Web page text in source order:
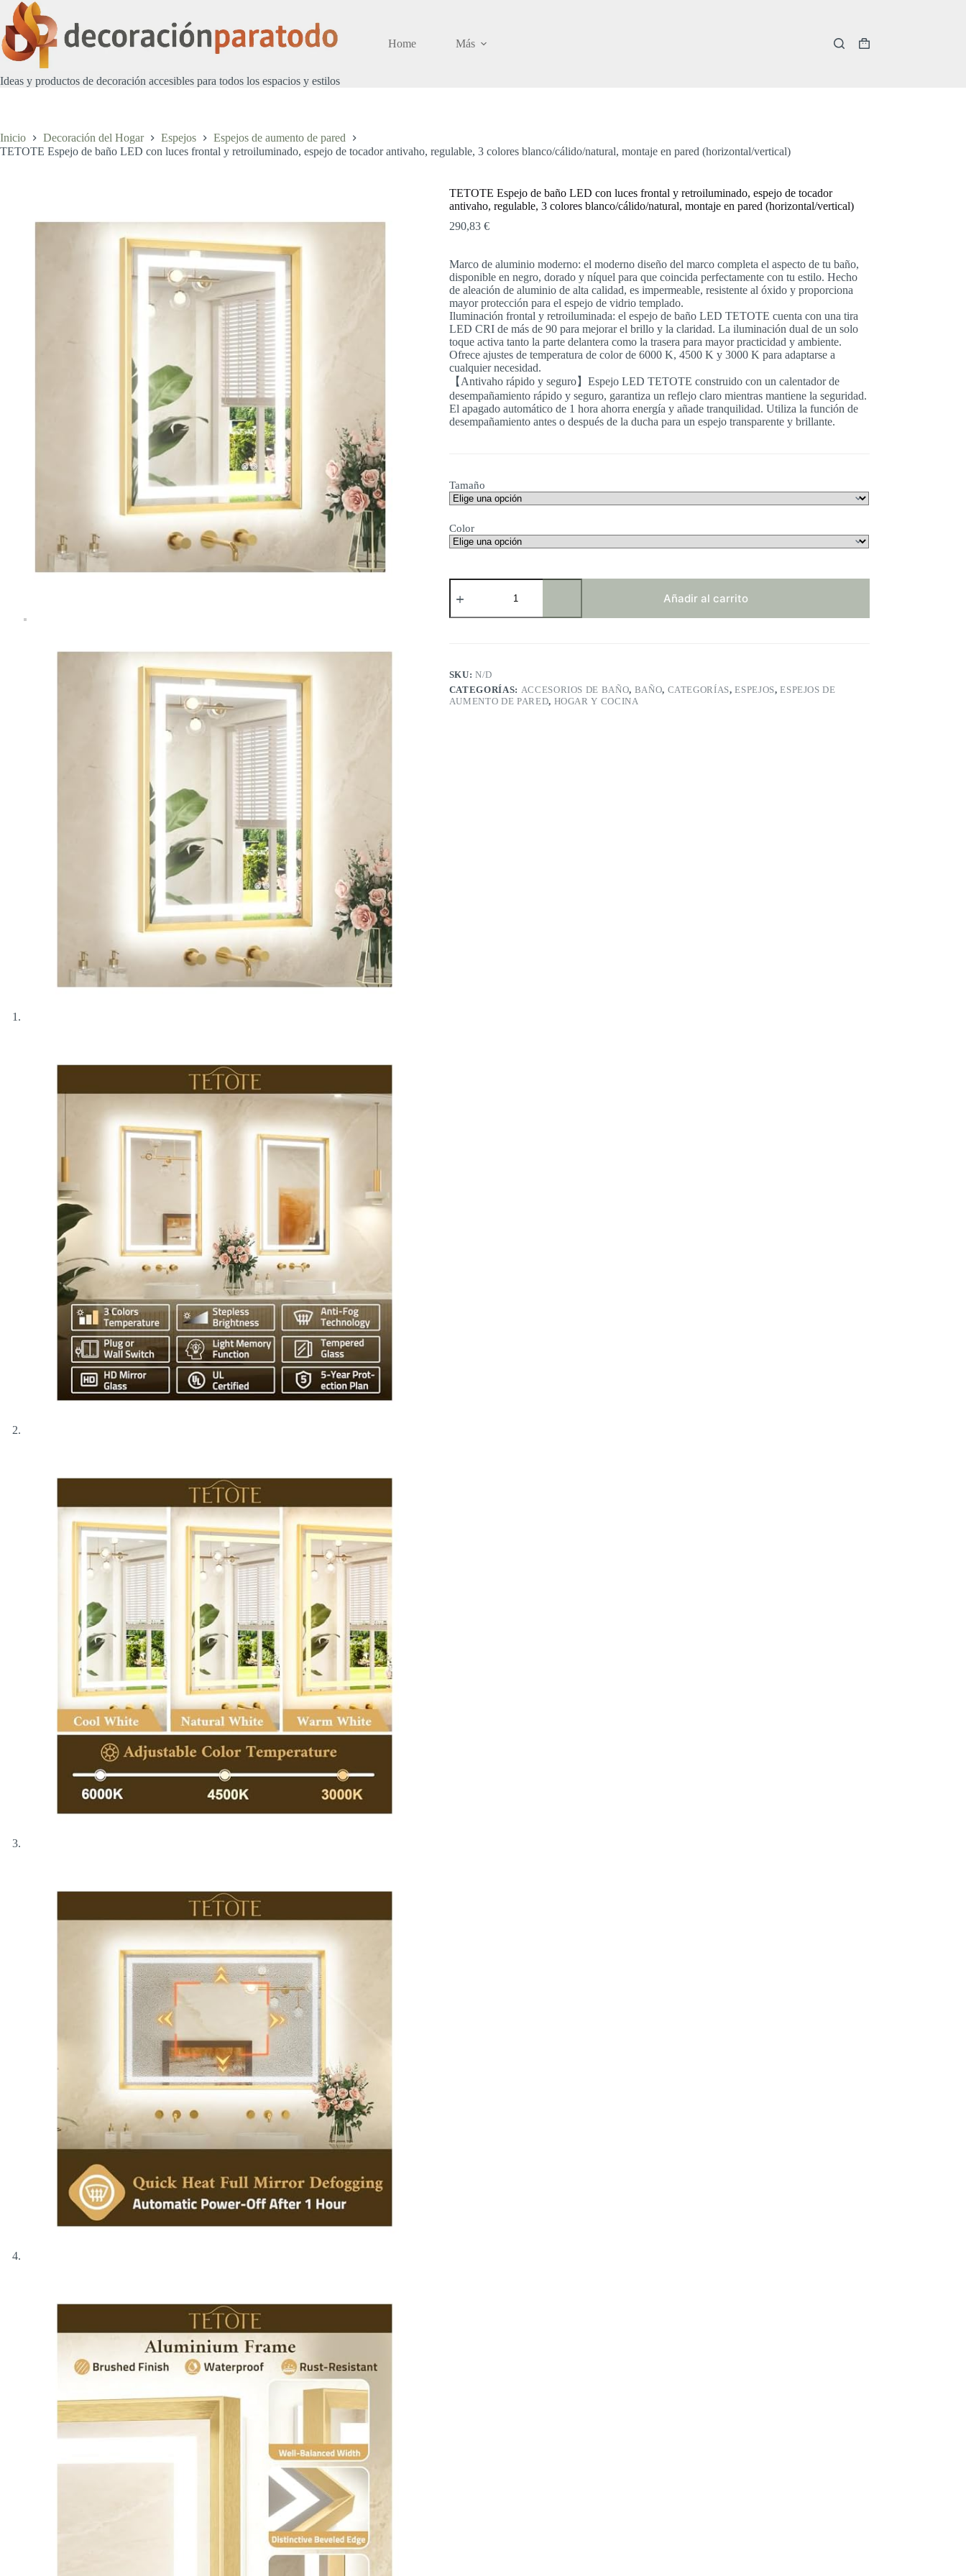
Saltar
contenido
Ideas y productos de decoración accesibles para todos los espacios y estilos
Home Más
Carro
Inicio Decoración del Hogar Espejos
Espejos de aumento de pared
TETOTE Espejo de baño LED con luces frontal y retroiluminado, espejo de tocador antivaho, regulable, 3 colores blanco/cálido/natural, montaje en pared (horizontal/vertical)
TETOTE Espejo de baño LED con luces frontal y retroiluminado, espejo de tocador
antivaho, regulable, 3 colores blanco/cálido/natural, montaje en pared (horizontal/vertical)
290,83 €
Marco de aluminio moderno: el moderno diseño del marco completa el aspecto de tu baño,
disponible en negro, dorado y níquel para que coincida perfectamente con tu estilo. Hecho
de aleación de aluminio de alta calidad, es impermeable, resistente al óxido y proporciona
mayor protección para el espejo de vidrio templado.
Iluminación frontal y retroiluminada: el espejo de baño LED TETOTE cuenta con una tira
LED CRI de más de 90 para mejorar el brillo y la claridad. La iluminación dual de un solo
toque activa tanto la parte delantera como la trasera para mayor practicidad y ambiente.
Ofrece ajustes de temperatura de color de 6000 K, 4500 K y 3000 K para adaptarse a
cualquier necesidad.
【Antivaho rápido y seguro】Espejo LED TETOTE construido con un calentador de
desempañamiento rápido y seguro, garantiza un reflejo claro mientras mantiene la seguridad.
El apagado automático de 1 hora ahorra energía y añade tranquilidad. Utiliza la función de
desempañamiento antes o después de la ducha para un espejo transparente y brillante.
Tamaño
Color
TETOTE
Espejo
baño
frontal
y
retroiluminado,
espejo
Añadir al carrito
SKU:N/D
CATEGORÍAS: ACCESORIOS DE BAÑO, BAÑO, CATEGORÍAS,ESPEJOS,ESPEJOS DE
AUMENTO DE PARED, HOGAR Y COCINA